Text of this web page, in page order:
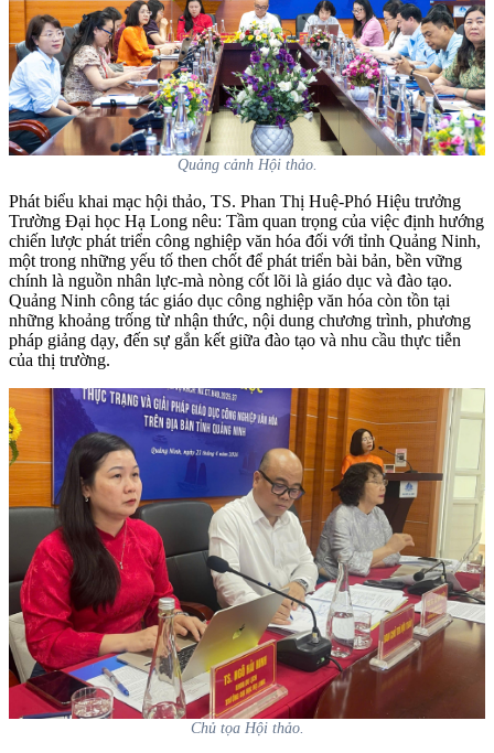
Quảng cảnh Hội thảo.
Phát biểu khai mạc hội thảo, TS. Phan Thị Huệ-Phó Hiệu trưởng
Trường Đại học Hạ Long nêu: Tầm quan trọng của việc định hướng
chiến lược phát triển công nghiệp văn hóa đối với tỉnh Quảng Ninh,
một trong những yếu tố then chốt để phát triển bài bản, bền vững
chính là nguồn nhân lực-mà nòng cốt lõi là giáo dục và đào tạo.
Quảng Ninh công tác giáo dục công nghiệp văn hóa còn tồn tại
những khoảng trống từ nhận thức, nội dung chương trình, phương
pháp giảng dạy, đến sự gắn kết giữa đào tạo và nhu cầu thực tiễn
của thị trường.
Chủ tọa Hội thảo.